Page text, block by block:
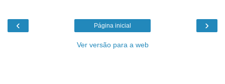
‹ ›
Página inicial
Ver versão para a web